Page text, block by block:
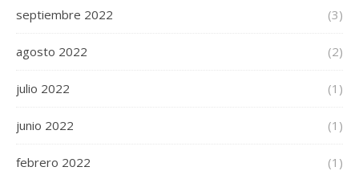
septiembre 2022 (3)
agosto 2022 (2)
julio 2022 (1)
junio 2022 (1)
febrero 2022 (1)